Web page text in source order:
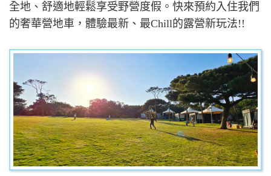
全地、舒適地輕鬆享受野營度假。快來預約入住我們
的奢華營地車，體驗最新、最Chill的露營新玩法!!